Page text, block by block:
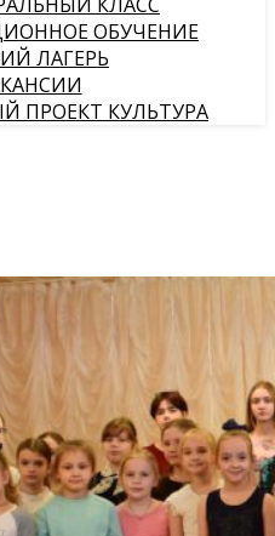
ОБУЧЕНИЕ
ЛАГЕРЬ
ПРОЕКТ КУЛЬТУРА